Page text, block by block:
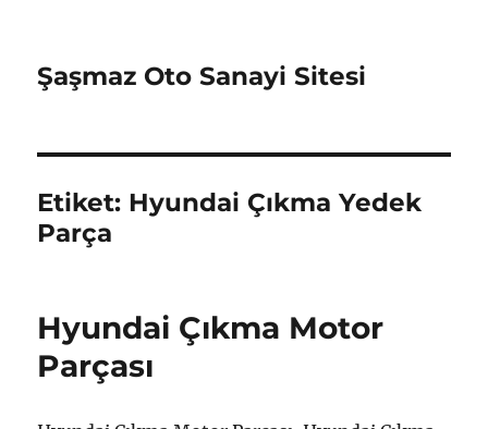
Şaşmaz Oto Sanayi Sitesi
Etiket: Hyundai Çıkma Yedek
Parça
Hyundai Çıkma Motor
Parçası